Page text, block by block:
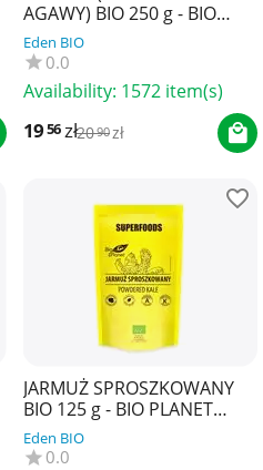
AGAWY) BIO 250 g - BIO
PLANET SUPERFOODS
Eden BIO
0.0
Availability: 1572 item(s)
1956zł2090zł
JARMUŻ SPROSZKOWANY
BIO 125 g - BIO PLANET
SUPERFOODS
Eden BIO
0.0